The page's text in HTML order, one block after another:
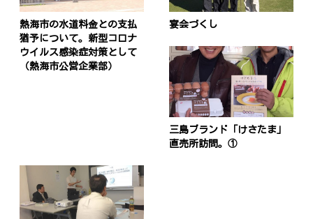
熱海市の水道料金との支払
猶予について。新型コロナ
ウイルス感染症対策として
（熱海市公営企業部）
宴会づくし
三島ブランド「けさたま」
直売所訪問。①